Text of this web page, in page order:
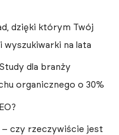
dzięki którym Twój
na lata
dla branży
organicznego o 30%
czy rzeczywiście jest